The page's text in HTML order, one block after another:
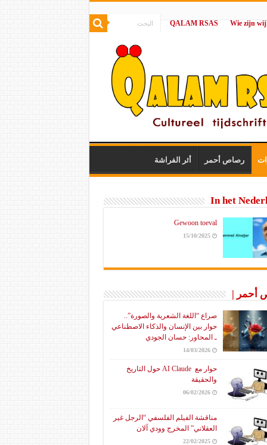
|
QALAM RSAS
رصاص أحمر أثر الفراشة
In het
Gewoon toeval
15/10/2025
أحمر |
صراع “اللغة الشعرية والصورة”..
حوار بين الإنسان والذكاء الاصطناعي
ـ المحاور: حسان الجودي
14/03/2026
حوار مع AI Claude حول التاريخ
والحقيقة
06/02/2026
مناقشة الفيلم الفلسفي “الرجل غير
العقلاني” المخرج وودي آلان
22/02/2025